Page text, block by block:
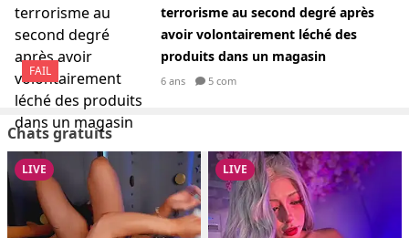
FAIL
terrorisme au second degré après
avoir volontairement léché des
produits dans un magasin
6 ans 5 com
Chats gratuits